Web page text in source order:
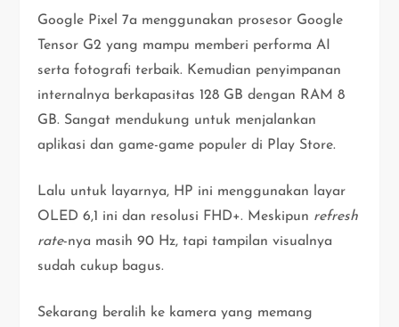
Google Pixel 7a menggunakan prosesor Google
Tensor G2 yang mampu memberi performa AI
serta fotografi terbaik. Kemudian penyimpanan
internalnya berkapasitas 128 GB dengan RAM 8
GB. Sangat mendukung untuk menjalankan
aplikasi dan game-game populer di Play Store.
Lalu untuk layarnya, HP ini menggunakan layar
OLED 6,1 ini dan resolusi FHD+. Meskipun refresh
rate-nya masih 90 Hz, tapi tampilan visualnya
sudah cukup bagus.
Sekarang beralih ke kamera yang memang